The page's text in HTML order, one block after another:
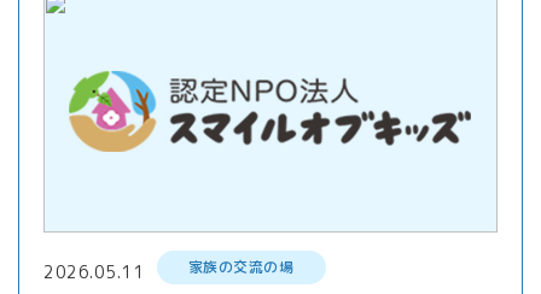
2026.05.11 家族の交流の場